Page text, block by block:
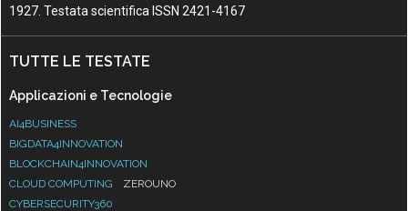
1927. Testata scientifica ISSN 2421-4167
TUTTE LE TESTATE
Applicazioni e Tecnologie
AI4BUSINESS
BIGDATA4INNOVATION
BLOCKCHAIN4INNOVATION
CLOUD COMPUTING
ZEROUNO
CYBERSECURITY360